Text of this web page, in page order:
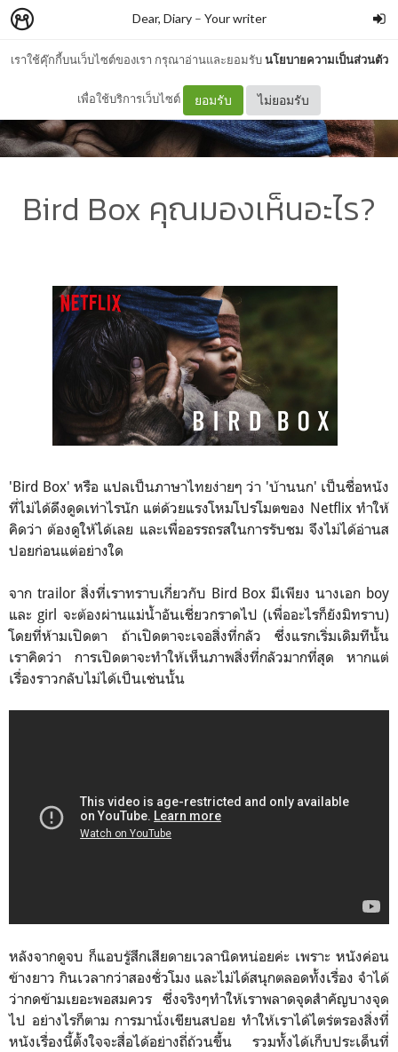
เราใช้คุ๊กกี้บนเว็บไซต์ของเรา กรุณาอ่านและยอมรับนโยบายความเป็นส่วนตัว
เพื่อใช้บริการเว็บไซต์ ยอมรับ ไม่ยอมรับ
Dear, Diary– Your writer
Bird Box คุณมองเห็นอะไร?
'Bird Box' หรือ แปลเป็นภาษาไทยง่ายๆ ว่า 'บ้านนก' เป็นชื่อหนัง
ที่ไม่ได้ดึงดูดเท่าไรนัก แต่ด้วยแรงโหมโปรโมตของ Netflix ทำให้
คิดว่า ต้องดูให้ได้เลย และเพื่ออรรถรสในการรับชม จึงไม่ได้อ่านส
ปอยก่อนแต่อย่างใด
จาก trailor สิ่งที่เราทราบเกี่ยวกับ Bird Box มีเพียง นางเอก boy
และ girl จะต้องผ่านแม่น้ำอันเชี่ยวกราดไป (เพื่ออะไรก็ยังมิทราบ)
โดยที่ห้ามเปิดตา ถ้าเปิดตาจะเจอสิ่งที่กลัว ซึ่งแรกเริ่มเดิมทีนั้น
เราคิดว่า การเปิดตาจะทำให้เห็นภาพสิ่งที่กลัวมากที่สุด หากแต่
เรื่องราวกลับไม่ได้เป็นเช่นนั้น
หลังจากดูจบ ก็แอบรู้สึกเสียดายเวลานิดหน่อยค่ะ เพราะ หนังค่อน
ข้างยาว กินเวลากว่าสองชั่วโมง และไม่ได้สนุกตลอดทั้งเรื่อง จำได้
ว่ากดข้ามเยอะพอสมควร ซึ่งจริงๆทำให้เราพลาดจุดสำคัญบางจุด
ไป อย่างไรก็ตาม การมานั่งเขียนสปอย ทำให้เราได้ไตร่ตรองสิ่งที่
หนังเรื่องนี้ตั้งใจจะสื่อได้อย่างถี่ถ้วนขึ้น รวมทั้งได้เก็บประเด็นที่